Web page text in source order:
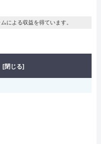
による収益を得ています。
[閉じる]